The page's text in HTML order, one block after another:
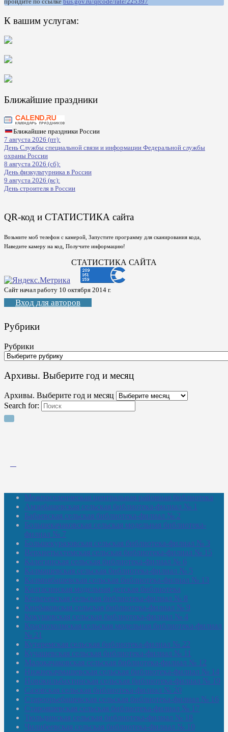
К вашим услугам:
Ближайшие праздники
Ближайшие праздники России
7 августа 2026 (пт):
День Службы специальной связи и информации Федеральной службы
охраны России
8 августа 2026 (сб):
День физкультурника в России
9 августа 2026 (вс):
День строителя в России
QR-код и СТАТИСТИКА сайта
Возьмите моб телефон с камерой, Запустите программу для сканирования кода,
Наведите камеру на код, Получите информацию!
СТАТИСТИКА САЙТА
Сайт начал работу 10 октября 2014 г.
Вход для авторов
Рубрики
Рубрики
Архивы. Выберите год и месяц
Архивы. Выберите год и месяц
Search for:
Межпоселенческая центральная районная библиотека
Амзибашевская сельская библиотека-филиал № 1
Бабаевская сельская библиотека-филиал № 2
Большекачаковская сельская модельная библиотека-
филиал № 7
Большекуразовская сельская библиотека-филиал № 3
Верхнетыхтемская сельская библиотека-филиал № 15
Калегинская сельская библиотека-филиал № 6
Калмашевская сельская библиотека-филиал № 5
Калмиябашевская сельская библиотека-филиал № 13
Калтасинская модельная детская библиотека
Кельтеевская сельская библиотека-филиал № 8
Киебаковская сельская библиотека-филиал № 9
Кокушевская сельская библиотека-филиал № 4
Краснохолмская сельская модельная библиотека-филиал
№ 21
Кутеремская сельская библиотека-филиал № 22
Кучашевская сельская библиотека-филиал № 11
Малокачаковская сельская библиотека-филиал № 12
Нижнекачмашевская сельская библиотека-филиал № 14
Новокильбахтинская сельская библиотека-филиал № 19
Сазовская сельская библиотека-филиал № 20
Староорьебашевская сельская библиотека-филиал № 16
Старояшевская сельская библиотека-филиал № 17
Тюльдинская сельская библиотека-филиал № 18
Чилибеевская сельская библиотека-филиал № 10